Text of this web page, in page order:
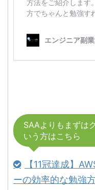
SAAよりもまずは
いう方はこちら
【11冠達成】
ーの効率的な勉強